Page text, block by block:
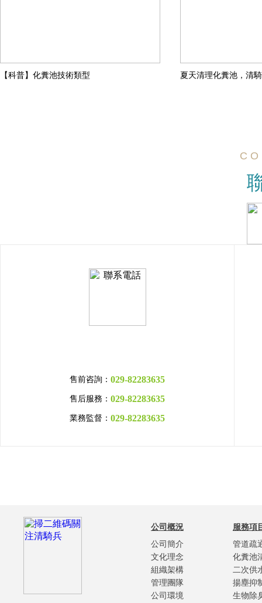
【科普】化糞池技術類型 夏天清理化糞池，清
C
售前咨詢： 029-82283635
售后服務： 029-82283635
業務監督： 029-82283635
公司概況
公司簡介
文化理念
組織架構
管理團隊
公司環境
服務項
管道疏
化糞池
二次供
揚塵抑
生物除